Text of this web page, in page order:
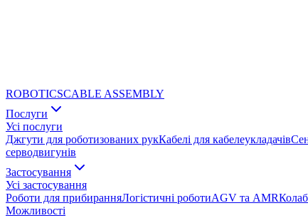
ROBOTICSCABLE ASSEMBLY
Послуги
Усі послуги
Джгути для роботизованих рукКабелі для кабелеукладачів
серводвигунів
Застосування
Усі застосування
Роботи для прибиранняЛогістичні роботиAGV та AMR
Можливості